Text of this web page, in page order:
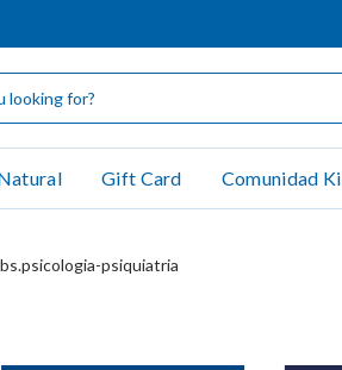
Gift Card Comunidad
psiquiatria